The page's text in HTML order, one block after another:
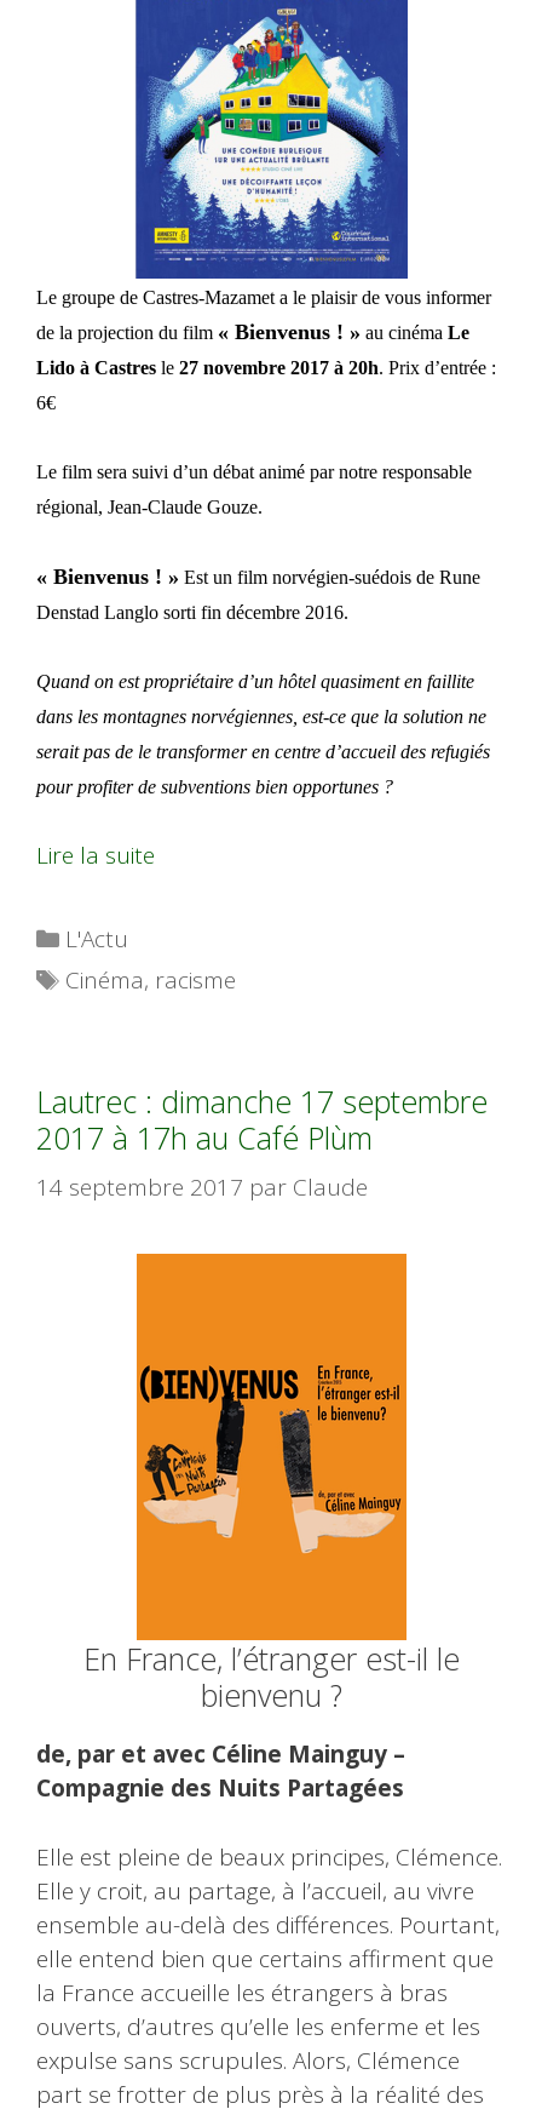
Le groupe de Castres-Mazamet a le plaisir de vous informer
de la projection du film « Bienvenus ! » au cinéma Le
Lido à Castres le 27 novembre 2017 à 20h. Prix d’entrée :
6€
Le film sera suivi d’un débat animé par notre responsable
régional, Jean-Claude Gouze.
« Bienvenus ! » Est un film norvégien-suédois de Rune
Denstad Langlo sorti fin décembre 2016.
Quand on est propriétaire d’un hôtel quasiment en faillite
dans les montagnes norvégiennes, est-ce que la solution ne
serait pas de le transformer en centre d’accueil des refugiés
pour profiter de subventions bien opportunes ?
Lire la suite
Catégories
L'Actu
Étiquettes
Cinéma, racisme
Lautrec : dimanche 17 septembre
2017 à 17h au Café Plùm
14 septembre 2017 par Claude
En France, l’étranger est-il le
bienvenu ?
de, par et avec Céline Mainguy –
Compagnie des Nuits Partagées
Elle est pleine de beaux principes, Clémence.
Elle y croit, au partage, à l’accueil, au vivre
ensemble au-delà des différences. Pourtant,
elle entend bien que certains affirment que
la France accueille les étrangers à bras
ouverts, d’autres qu’elle les enferme et les
expulse sans scrupules. Alors, Clémence
part se frotter de plus près à la réalité des